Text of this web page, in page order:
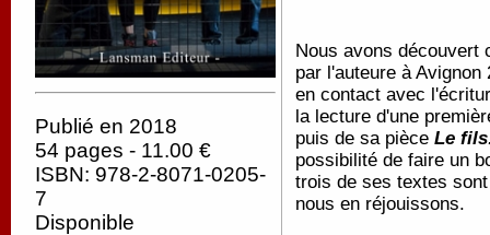
Publié en 2018
54 pages - 11.00 €
ISBN: 978-2-8071-0205-
7
Disponible
Nous avons découvert
par l'auteure à
en contact avec
la lecture d'une
puis de sa pièce Le fils
possibilité de faire un
trois de ses textes
nous en réjouissons.